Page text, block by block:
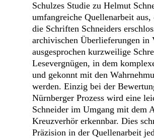
Schulzes Studie zu Helmut
umfangreiche Quellenarbeit
die Schriften Schneiders
archivischen Überlieferungen in
ausgesprochen kurzweilige
Lesevergnügen, in dem
und gekonnt mit den
werden. Einzig bei der
Nürnberger Prozess wird eine
Schneider im Umgang mit dem
Kreuzverhör erkennbar. Dies
Präzision in der Quellenarbeit